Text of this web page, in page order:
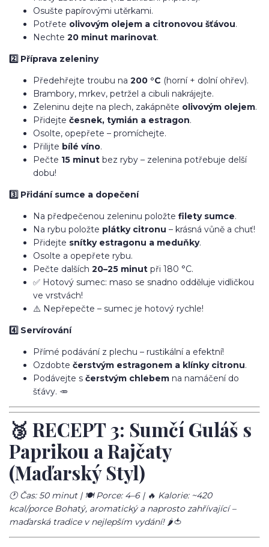
Osušte papírovými utěrkami.
Potřete olivovým olejem a citronovou šťávou.
Nechte 20 minut marinovat.
2️⃣ Příprava zeleniny
Předehřejte troubu na 200 °C (horní + dolní ohřev).
Brambory, mrkev, petržel a cibuli nakrájejte.
Zeleninu dejte na plech, zakápněte olivovým olejem.
Přidejte česnek, tymián a estragon.
Osolte, opepřete – promíchejte.
Přilijte bílé víno.
Pečte 15 minut bez ryby – zelenina potřebuje delší
dobu!
3️⃣ Přidání sumce a dopečení
Na předpečenou zeleninu položte filety sumce.
Na rybu položte plátky citronu – krásná vůně a chuť!
Přidejte snítky estragonu a meduňky.
Osolte a opepřete rybu.
Pečte dalších 20–25 minut při 180 °C.
✅ Hotový sumec: maso se snadno odděluje vidličkou
ve vrstvách!
⚠️ Nepřepečte – sumec je hotový rychle!
4️⃣ Servírování
Přímé podávání z plechu – rustikální a efektní!
Ozdobte čerstvým estragonem a klínky citronu.
Podávejte s čerstvým chlebem na namáčení do
šťávy. 🥕
🥉 RECEPT 3: Sumčí Guláš s
Paprikou a Rajčaty
(Maďarský Styl)
🕐 Čas: 50 minut | 🍽️ Porce: 4–6 | 🔥 Kalorie: ~420
kcal/porce Bohatý, aromatický a naprosto zahřívající –
maďarská tradice v nejlepším vydání!🌶️🍅